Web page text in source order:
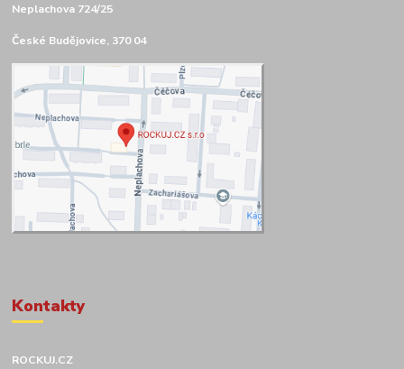
Neplachova 724/25
České Budějovice, 370 04
Kontakty
ROCKUJ.CZ